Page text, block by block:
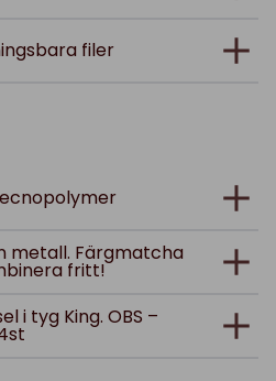
filer
metall. Färgmatcha
fritt!
i tyg King. OBS –